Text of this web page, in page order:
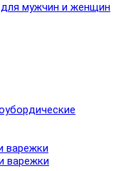
мужчин и женщин
варежки
варежки